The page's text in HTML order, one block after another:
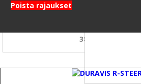
385
Poista rajaukset